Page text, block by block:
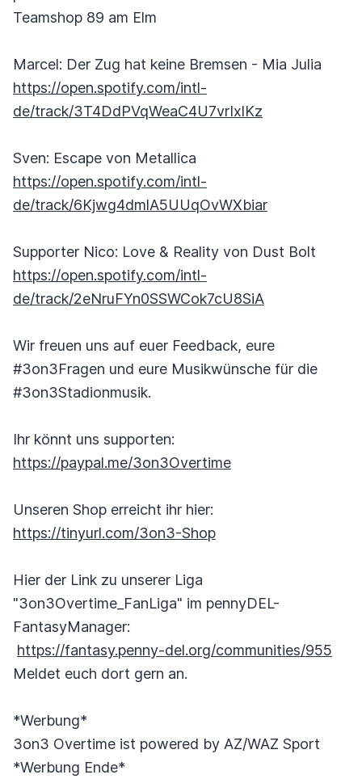
Teamshop 89 am Elm
Marcel: Der Zug hat keine Bremsen - Mia Julia
https://open.spotify.com/intl-
de/track/3T4DdPVqWeaC4U7vrIxlKz
Sven: Escape von Metallica
https://open.spotify.com/intl-
de/track/6Kjwg4dmlA5UUqOvWXbiar
Supporter Nico: Love & Reality von Dust Bolt
https://open.spotify.com/intl-
de/track/2eNruFYn0SSWCok7cU8SiA
Wir freuen uns auf euer Feedback, eure
#3on3Fragen und eure Musikwünsche für die
#3on3Stadionmusik.
Ihr könnt uns supporten:
https://paypal.me/3on3Overtime
Unseren Shop erreicht ihr hier:
https://tinyurl.com/3on3-Shop
Hier der Link zu unserer Liga
"3on3Overtime_FanLiga" im pennyDEL-
FantasyManager:
https://fantasy.penny-del.org/communities/955
Meldet euch dort gern an.
*Werbung*
3on3 Overtime ist powered by AZ/WAZ Sport
*Werbung Ende*